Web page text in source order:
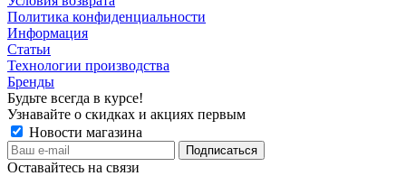
Политика конфиденциальности
Информация
Статьи
Технологии производства
Бренды
Будьте всегда в курсе!
Узнавайте о скидках и акциях первым
Новости магазина
Оставайтесь на связи